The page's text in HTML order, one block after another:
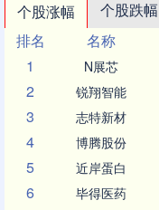
个股涨幅 个股跌幅
排名
名称
1
N展芯
2 锐翔智能
3 志特新材
4 博腾股份
5 近岸蛋白
6 毕得医药